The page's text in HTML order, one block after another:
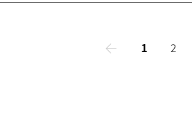
1 2